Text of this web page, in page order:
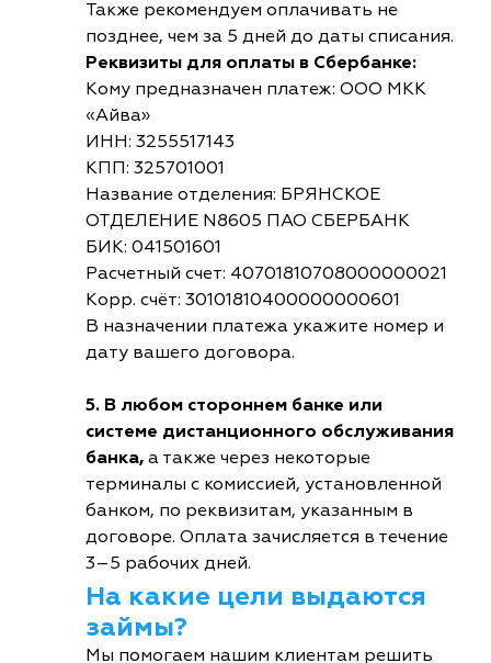
Также рекомендуем оплачивать не
позднее, чем за 5 дней до даты списания.
Реквизиты для оплаты в Сбербанке:
Кому предназначен платеж: ООО МКК
«Айва»
ИНН: 3255517143
КПП: 325701001
Название отделения: БРЯНСКОЕ
ОТДЕЛЕНИЕ N8605 ПАО СБЕРБАНК
БИК: 041501601
Расчетный счет: 40701810708000000021
Корр. счёт: 30101810400000000601
В назначении платежа укажите номер и
дату вашего договора.
5. В любом стороннем банке или
системе дистанционного обслуживания
банка, а также через некоторые
терминалы с комиссией, установленной
банком, по реквизитам, указанным в
договоре. Оплата зачисляется в течение
3–5 рабочих дней.
На какие цели выдаются
займы?
Мы помогаем нашим клиентам решить